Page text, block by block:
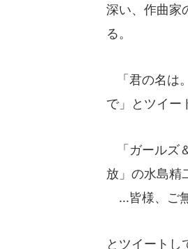
深い、作曲家
る。
「君の名は
で」とツイー
「ガールズ
放」の水島精
...皆様、ご
とツイートし